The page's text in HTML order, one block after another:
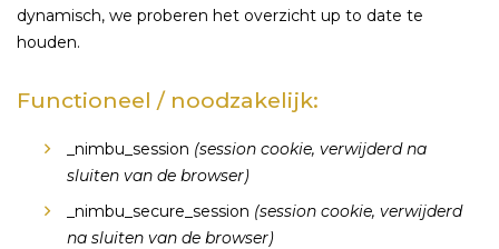
dynamisch, we proberen het overzicht up to date te
houden.
Functioneel / noodzakelijk:
_nimbu_session (session cookie, verwijderd na
sluiten van de browser)
_nimbu_secure_session (session cookie, verwijderd
na sluiten van de browser)